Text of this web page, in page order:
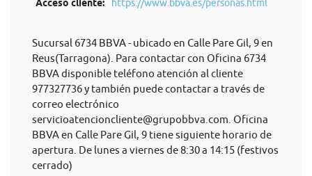
Acceso cliente: https://www.bbva.es/personas.html
Sucursal 6734 BBVA - ubicado en Calle Pare Gil, 9 en
Reus(Tarragona). Para contactar con Oficina 6734
BBVA disponible teléfono atención al cliente
977327736 y también puede contactar a través de
correo electrónico
servicioatencioncliente@grupobbva.com . Oficina
BBVA en Calle Pare Gil, 9 tiene siguiente horario de
apertura. De lunes a viernes de 8:30 a 14:15 (festivos
cerrado)